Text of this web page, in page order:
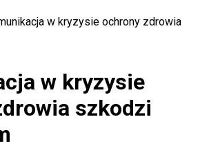
w kryzysie ochrony zdrowia
w kryzysie
szkodzi